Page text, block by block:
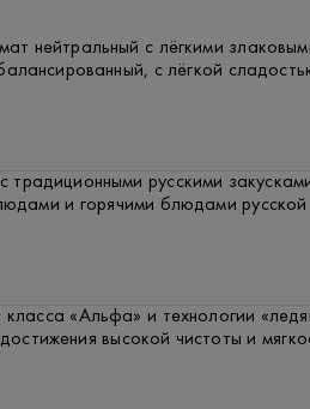
нейтральный с лёгкими
с лёгкой
традиционными русскими
и горячими блюдами русской
класса «Альфа» и технологии
высокой чистоты и